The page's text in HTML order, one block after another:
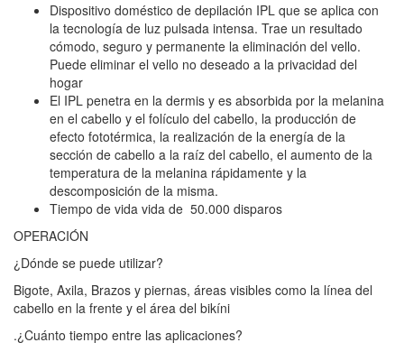
Dispositivo doméstico de depilación IPL que se aplica con
la tecnología de luz pulsada intensa. Trae un resultado
cómodo, seguro y permanente la eliminación del vello.
Puede eliminar el vello no deseado a la privacidad del
hogar
El IPL penetra en la dermis y es absorbida por la melanina
en el cabello y el folículo del cabello, la producción de
efecto fototérmica, la realización de la energía de la
sección de cabello a la raíz del cabello, el aumento de la
temperatura de la melanina rápidamente y la
descomposición de la misma.
Tiempo de vida vida de 50.000 disparos
OPERACIÓN
¿Dónde se puede utilizar?
Bigote, Axila, Brazos y piernas, áreas visibles como la línea del
cabello en la frente y el área del bikíni
.¿Cuánto tiempo entre las aplicaciones?